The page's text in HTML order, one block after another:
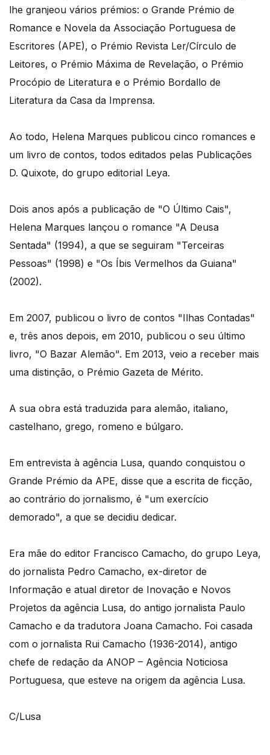
lhe granjeou vários prémios: o Grande Prémio de
Romance e Novela da Associação Portuguesa de
Escritores (APE), o Prémio Revista Ler/Círculo de
Leitores, o Prémio Máxima de Revelação, o Prémio
Procópio de Literatura e o Prémio Bordallo de
Literatura da Casa da Imprensa.
Ao todo, Helena Marques publicou cinco romances e
um livro de contos, todos editados pelas Publicações
D. Quixote, do grupo editorial Leya.
Dois anos após a publicação de "O Último Cais",
Helena Marques lançou o romance "A Deusa
Sentada" (1994), a que se seguiram "Terceiras
Pessoas" (1998) e "Os Íbis Vermelhos da Guiana"
(2002).
Em 2007, publicou o livro de contos "Ilhas Contadas"
e, três anos depois, em 2010, publicou o seu último
livro, "O Bazar Alemão". Em 2013, veio a receber mais
uma distinção, o Prémio Gazeta de Mérito.
A sua obra está traduzida para alemão, italiano,
castelhano, grego, romeno e búlgaro.
Em entrevista à agência Lusa, quando conquistou o
Grande Prémio da APE, disse que a escrita de ficção,
ao contrário do jornalismo, é "um exercício
demorado", a que se decidiu dedicar.
Era mãe do editor Francisco Camacho, do grupo Leya,
do jornalista Pedro Camacho, ex-diretor de
Informação e atual diretor de Inovação e Novos
Projetos da agência Lusa, do antigo jornalista Paulo
Camacho e da tradutora Joana Camacho. Foi casada
com o jornalista Rui Camacho (1936-2014), antigo
chefe de redação da ANOP – Agência Noticiosa
Portuguesa, que esteve na origem da agência Lusa.
C/Lusa